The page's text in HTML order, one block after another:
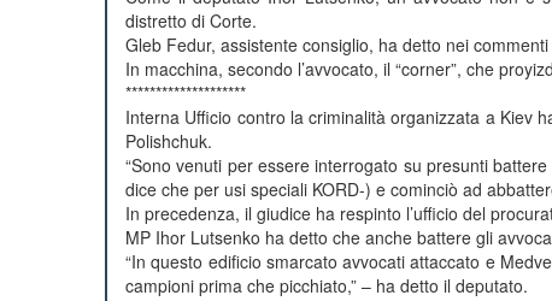
distretto di Corte.
Gleb Fedur, assistente consiglio, ha detto nei
In macchina, secondo l’avvocato, il “corner”, che
********************
Interna Ufficio contro la criminalità organizzata a Kiev
Polishchuk.
“Sono venuti per essere interrogato su presunti
dice che per usi speciali KORD-) e cominciò ad
In precedenza, il giudice ha respinto l’ufficio del
MP Ihor Lutsenko ha detto che anche battere gli
“In questo edificio smarcato avvocati attaccato e
campioni prima che picchiato,” – ha detto il deputato.